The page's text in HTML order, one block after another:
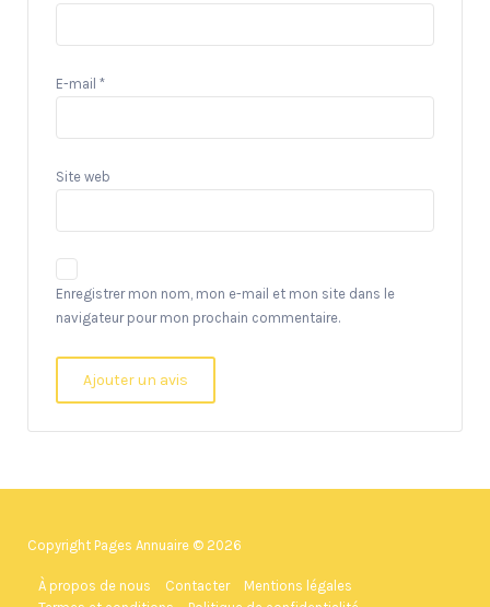
E-mail *
Site web
Enregistrer mon nom, mon e-mail et mon site dans le
navigateur pour mon prochain commentaire.
Copyright Pages Annuaire © 2026
À propos de nous Contacter
Mentions légales